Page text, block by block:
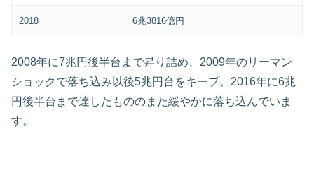
2018 6兆3816億円
2008年に7兆円後半台まで昇り詰め、2009年のリーマン
ショックで落ち込み以後5兆円台をキープ。2016年に6兆
円後半台まで達したもののまた緩やかに落ち込んでいま
す。